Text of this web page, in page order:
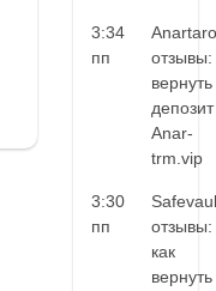
3:34
пп
отзывы:
вернуть
Anar-
trm.vip
3:30
пп
отзывы:
как
вернуть